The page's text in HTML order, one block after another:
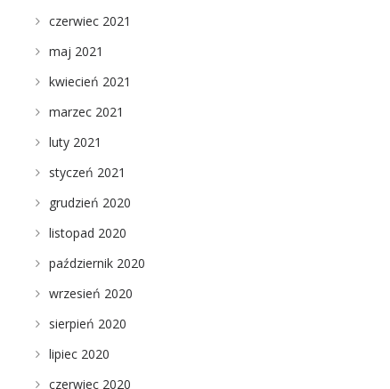
czerwiec 2021
maj 2021
kwiecień 2021
marzec 2021
luty 2021
styczeń 2021
grudzień 2020
listopad 2020
październik 2020
wrzesień 2020
sierpień 2020
lipiec 2020
czerwiec 2020